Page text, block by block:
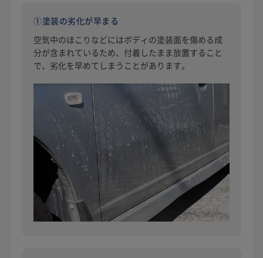
①塗装の劣化が早まる
空気中のほこりなどにはボディの塗装面を傷める成
分が含まれているため、付着したまま放置すること
で、劣化を早めてしまうことがあります。